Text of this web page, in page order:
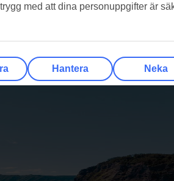
med att dina personuppgifter är
Hantera Neka